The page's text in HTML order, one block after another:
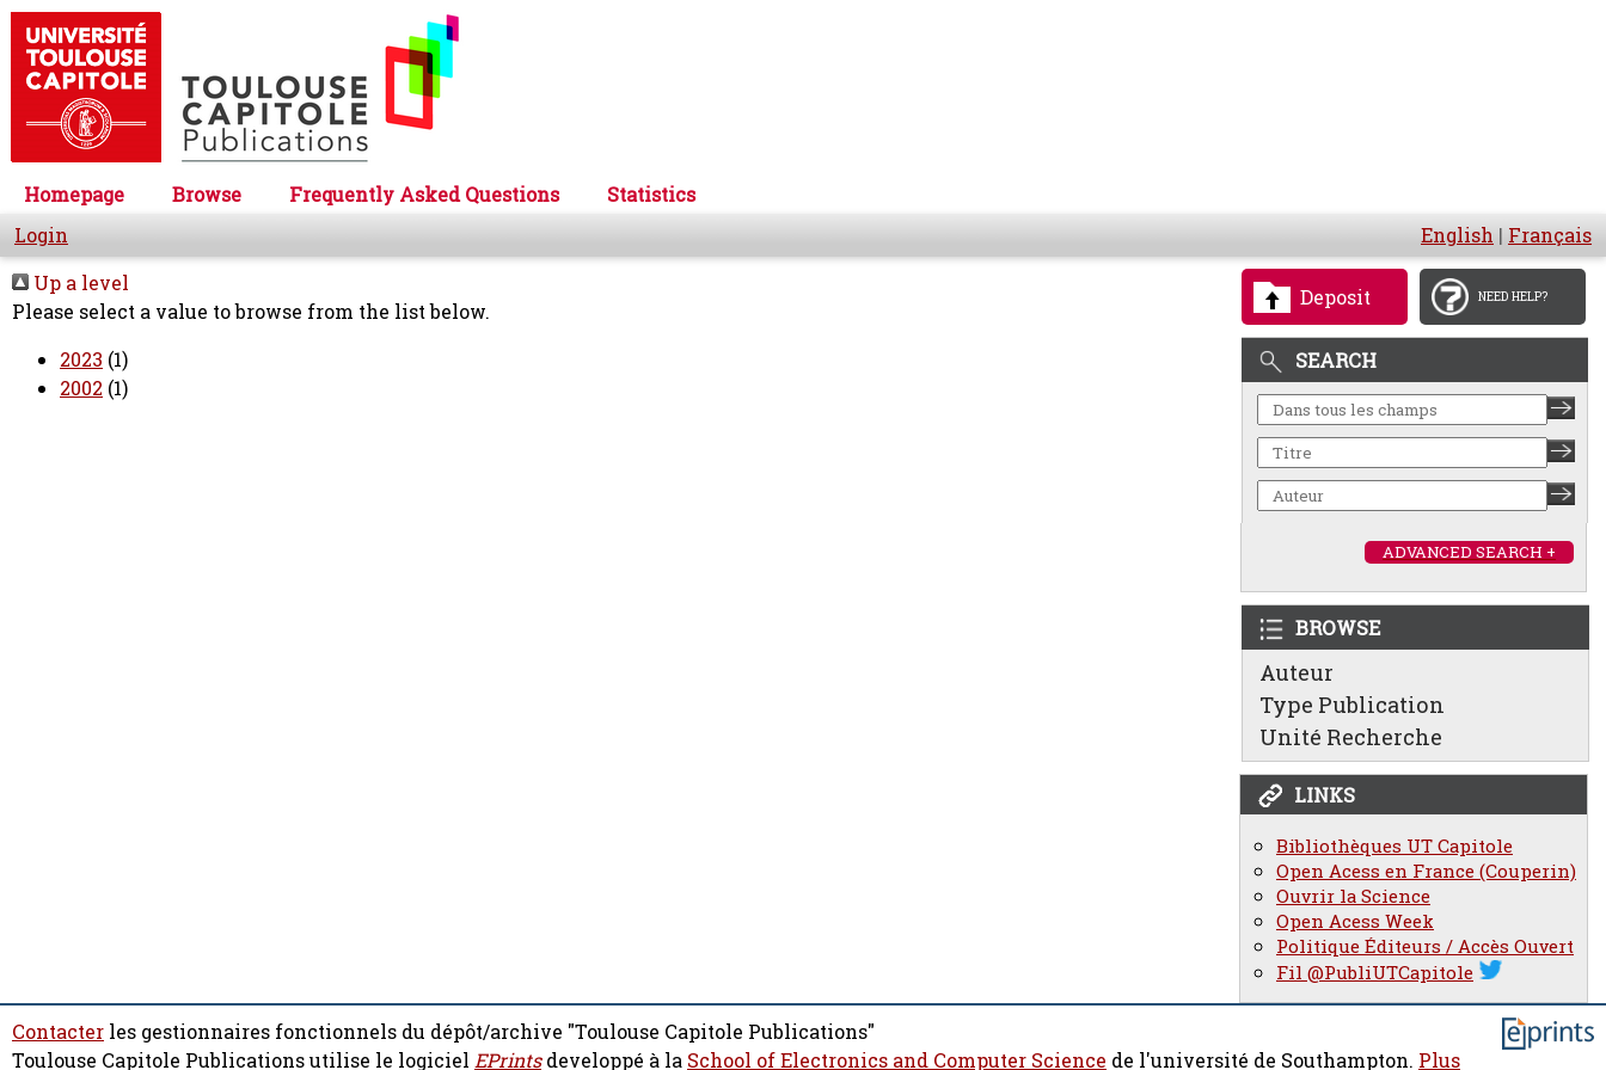
Homepage Browse Frequently Asked Questions
Statistics
Login
English | Français
Deposit NEED HELP?
SEARCH
ADVANCED SEARCH +
BROWSE
Auteur
Type Publication
Unité Recherche
LINKS
Bibliothèques UT Capitole
Open Acess en France (Couperin)
Ouvrir la Science
Open Acess Week
Politique Éditeurs / Accès Ouvert
Fil @PubliUTCapitole
Up a level
Please select a value to browse from the list below.
2023 (1)
2002 (1)
Contacter les gestionnaires fonctionnels du dépôt/archive "Toulouse Capitole Publications"
Toulouse Capitole Publications utilise le logiciel EPrintsdeveloppé à la School of Electronics and Computer Science de l'université de Southampton. Plus